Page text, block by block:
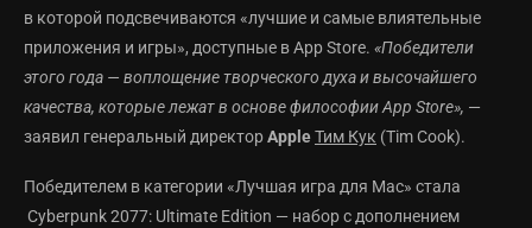
в которой подсвечиваются «лучшие и самые влиятельные
приложения и игры», доступные в App Store. «Победители
этого года — воплощение творческого духа и высочайшего
качества, которые лежат в основе философии App Store», —
заявил генеральный директорAppleТим Кук (Tim Cook).
Победителем в категории «Лучшая игра для Mac» стала
Cyberpunk 2077: Ultimate Edition — набор с дополнением